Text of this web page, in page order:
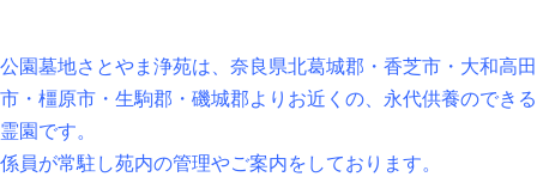
公園墓地さとやま浄苑は、奈良県北葛城郡・香芝市・大和高田
市・橿原市・生駒郡・磯城郡よりお近くの、永代供養のできる
霊園です。
係員が常駐し苑内の管理やご案内をしております。